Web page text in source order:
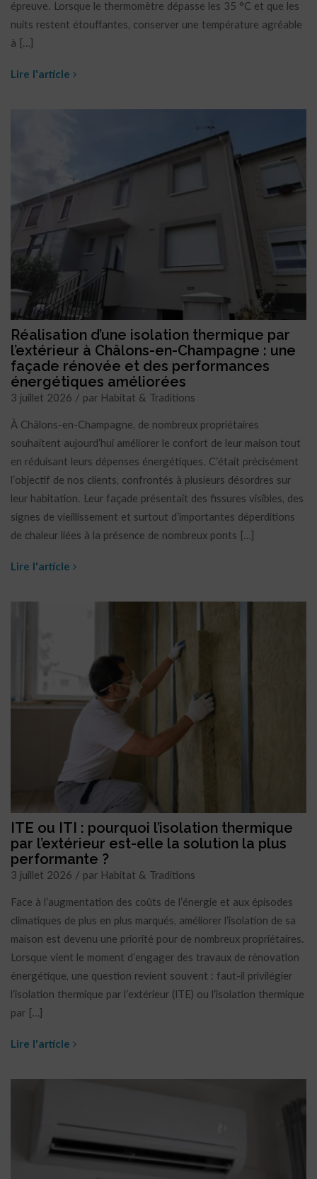
épreuve. Lorsque le thermomètre dépasse les 35 °C et que les
nuits restent étouffantes, conserver une température agréable
à […]
Lire l'article
Réalisation d’une isolation thermique par
l’extérieur à Châlons-en-Champagne : une
façade rénovée et des performances
énergétiques améliorées
3 juillet 2026 / par Habitat & Traditions
À Châlons-en-Champagne, de nombreux propriétaires
souhaitent aujourd’hui améliorer le confort de leur maison tout
en réduisant leurs dépenses énergétiques. C’était précisément
l’objectif de nos clients, confrontés à plusieurs désordres sur
leur habitation. Leur façade présentait des fissures visibles, des
signes de vieillissement et surtout d’importantes déperditions
de chaleur liées à la présence de nombreux ponts […]
Lire l'article
ITE ou ITI : pourquoi l’isolation thermique
par l’extérieur est-elle la solution la plus
performante ?
3 juillet 2026 / par Habitat & Traditions
Face à l’augmentation des coûts de l’énergie et aux épisodes
climatiques de plus en plus marqués, améliorer l’isolation de sa
maison est devenu une priorité pour de nombreux propriétaires.
Lorsque vient le moment d’engager des travaux de rénovation
énergétique, une question revient souvent : faut-il privilégier
l’isolation thermique par l’extérieur (ITE) ou l’isolation thermique
par […]
Lire l'article